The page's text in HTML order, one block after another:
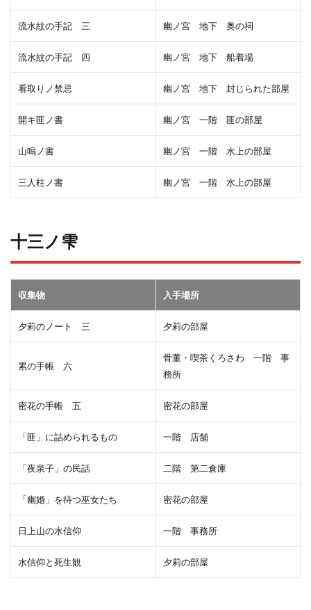
流水紋の手記 三 幽ノ宮 地下 奥の祠
流水紋の手記 四 幽ノ宮 地下 船着場
看取りノ禁忌 幽ノ宮 地下 封じられた部屋
開キ匪ノ書 幽ノ宮 一階 匪の部屋
山鳴ノ書 幽ノ宮 一階 水上の部屋
三人柱ノ書 幽ノ宮 一階 水上の部屋
十三ノ雫
収集物 入手場所
夕莉のノート 三 夕莉の部屋
累の手帳 六
骨董・喫茶くろさわ 一階 事
務所
密花の手帳 五 密花の部屋
「匪」に詰められるもの 一階 店舗
「夜泉子」の民話 二階 第二倉庫
「幽婚」を待つ巫女たち 密花の部屋
日上山の水信仰 一階 事務所
水信仰と死生観 夕莉の部屋